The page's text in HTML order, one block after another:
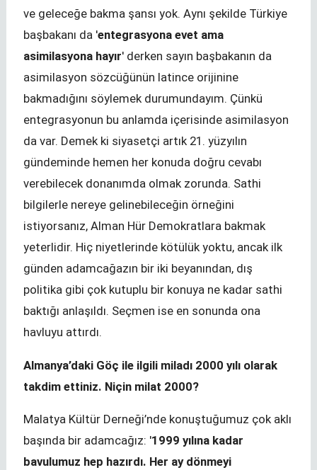
ve geleceğe bakma şansı yok. Aynı şekilde Türkiye
başbakanı da 'entegrasyona evet ama
asimilasyona hayır' derken sayın başbakanın da
asimilasyon sözcüğünün latince orijinine
bakmadığını söylemek durumundayım. Çünkü
entegrasyonun bu anlamda içerisinde asimilasyon
da var. Demek ki siyasetçi artık 21. yüzyılın
gündeminde hemen her konuda doğru cevabı
verebilecek donanımda olmak zorunda. Sathi
bilgilerle nereye gelinebileceğin örneğini
istiyorsanız, Alman Hür Demokratlara bakmak
yeterlidir. Hiç niyetlerinde kötülük yoktu, ancak ilk
günden adamcağazın bir iki beyanından, dış
politika gibi çok kutuplu bir konuya ne kadar sathi
baktığı anlaşıldı. Seçmen ise en sonunda ona
havluyu attırdı.
Almanya’daki Göç ile ilgili miladı 2000 yılı olarak
takdim ettiniz. Niçin milat 2000?
Malatya Kültür Derneği’nde konuştuğumuz çok aklı
başında bir adamcağız: '1999 yılına kadar
bavulumuz hep hazırdı. Her ay dönmeyi